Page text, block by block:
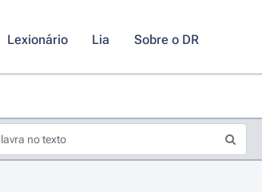
Lexionário Lia Sobre o DR